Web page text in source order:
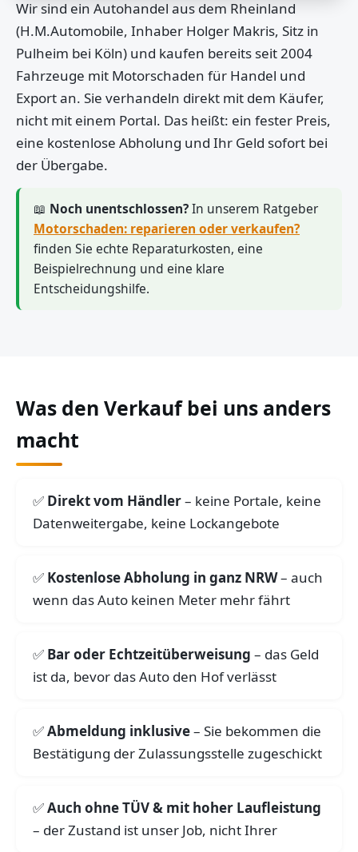
Wir sind ein Autohandel aus dem Rheinland
(H.M.Automobile, Inhaber Holger Makris, Sitz in
Pulheim bei Köln) und kaufen bereits seit 2004
Fahrzeuge mit Motorschaden für Handel und
Export an. Sie verhandeln direkt mit dem Käufer,
nicht mit einem Portal. Das heißt: ein fester Preis,
eine kostenlose Abholung und Ihr Geld sofort bei
der Übergabe.
📖 Noch unentschlossen?In unserem Ratgeber
Motorschaden: reparieren oder verkaufen?
finden Sie echte Reparaturkosten, eine
Beispielrechnung und eine klare
Entscheidungshilfe.
Was den Verkauf bei uns anders
macht
Direkt vom Händler– keine Portale, keine
Datenweitergabe, keine Lockangebote
Kostenlose Abholung in ganz NRW– auch
wenn das Auto keinen Meter mehr fährt
Bar oder Echtzeitüberweisung – das Geld
ist da, bevor das Auto den Hof verlässt
Abmeldung inklusive– Sie bekommen die
Bestätigung der Zulassungsstelle zugeschickt
Auch ohne TÜV & mit hoher Laufleistung
– der Zustand ist unser Job, nicht Ihrer